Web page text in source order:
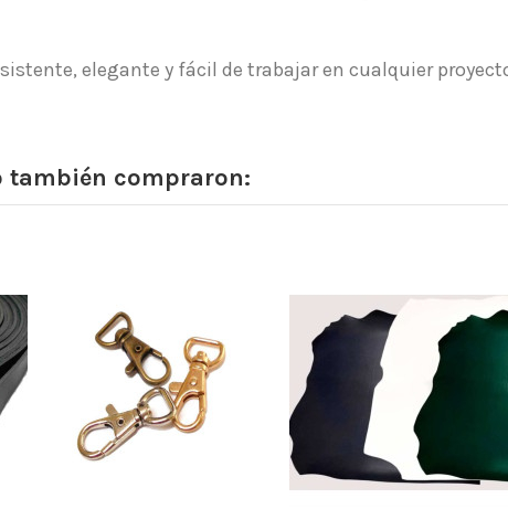
elegante y fácil de trabajar en cualquier
también compraron: